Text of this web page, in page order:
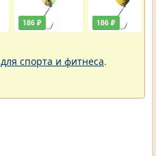
186 ₽ 186 ₽
спорта и фитнеса.